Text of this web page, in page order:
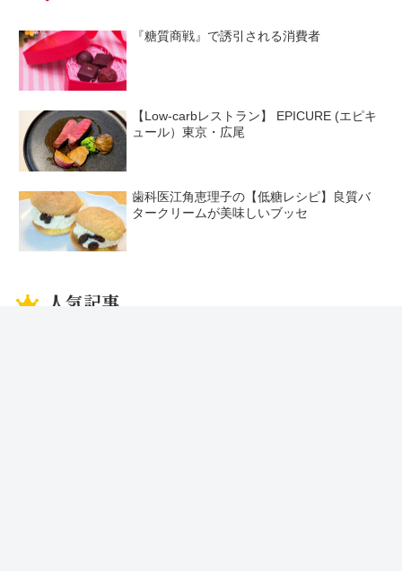
『糖質商戦』で誘引される消費者
【Low-carbレストラン】 EPICURE (エピキ
ュール）東京・広尾
歯科医江角恵理子の【低糖レシピ】良質バ
タークリームが美味しいブッセ
人気記事